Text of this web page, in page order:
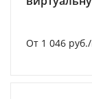
От 1 046